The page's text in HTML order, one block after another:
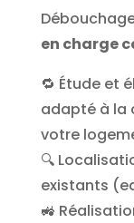
en charge
🔁 Étude et
adapté à la
votre
🔍
existants
🚜